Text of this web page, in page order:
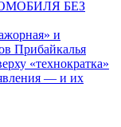
БЕЗ
и
Прибайкалья
«технократка»
— и их